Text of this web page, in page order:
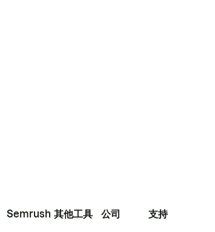
Semrush 其他工具 公司 支持